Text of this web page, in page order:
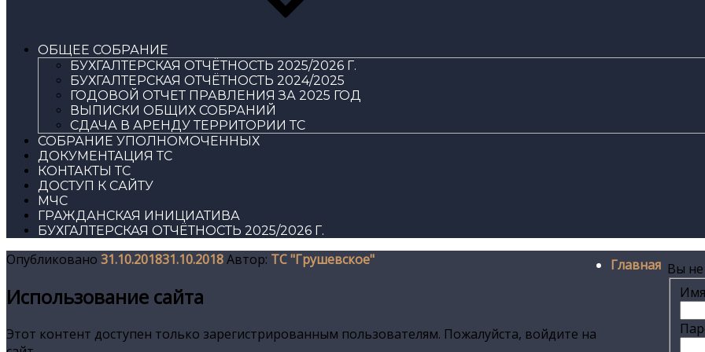
ОБЩЕЕ СОБРАНИЕ
БУХГАЛТЕРСКАЯ ОТЧЁТНОСТЬ 2025/2026 Г.
БУХГАЛТЕРСКАЯ ОТЧЁТНОСТЬ 2024/2025
ГОДОВОЙ ОТЧЕТ ПРАВЛЕНИЯ ЗА 2025 ГОД
ВЫПИСКИ ОБЩИХ СОБРАНИЙ
СДАЧА В АРЕНДУ ТЕРРИТОРИИ ТС
СОБРАНИЕ УПОЛНОМОЧЕННЫХ
ДОКУМЕНТАЦИЯ ТС
КОНТАКТЫ ТС
ДОСТУП К САЙТУ
МЧС
ГРАЖДАНСКАЯ ИНИЦИАТИВА
БУХГАЛТЕРСКАЯ ОТЧЁТНОСТЬ 2025/2026 Г.
Опубликовано 31.10.201831.10.2018Автор: ТС "Грушевское"
Использование сайта
Этот контент доступен только зарегистрированным пользователям. Пожалуйста, войдите на
Вы
Главная